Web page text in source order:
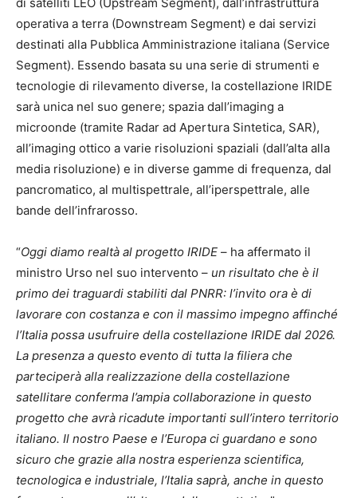
operativa a terra (Downstream Segment) e dai servizi
destinati alla Pubblica Amministrazione italiana (Service
Segment). Essendo basata su una serie di strumenti e
tecnologie di rilevamento diverse, la costellazione IRIDE
sarà unica nel suo genere; spazia dall’imaging a
microonde (tramite Radar ad Apertura Sintetica, SAR),
all’imaging ottico a varie risoluzioni spaziali (dall’alta alla
media risoluzione) e in diverse gamme di frequenza, dal
pancromatico, al multispettrale, all’iperspettrale, alle
bande dell’infrarosso.
“Oggi diamo realtà al progetto IRIDE – ha affermato il
ministro Urso nel suo intervento – un risultato che è il
primo dei traguardi stabiliti dal PNRR: l’invito ora è di
lavorare con costanza e con il massimo impegno affinché
l’Italia possa usufruire della costellazione IRIDE dal 2026.
La presenza a questo evento di tutta la filiera che
parteciperà alla realizzazione della costellazione
satellitare conferma l’ampia collaborazione in questo
progetto che avrà ricadute importanti sull’intero territorio
italiano. Il nostro Paese e l’Europa ci guardano e sono
sicuro che grazie alla nostra esperienza scientifica,
tecnologica e industriale, l’Italia saprà, anche in questo